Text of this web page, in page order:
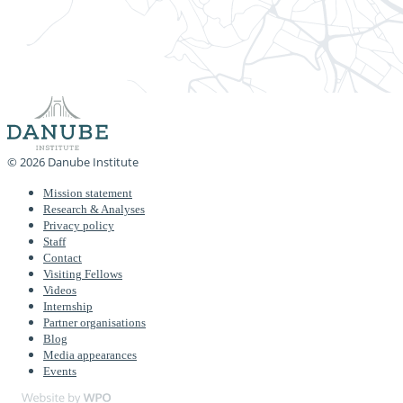
© 2026 Danube Institute
Mission statement
Research & Analyses
Privacy policy
Staff
Contact
Visiting Fellows
Videos
Internship
Partner organisations
Blog
Media appearances
Events